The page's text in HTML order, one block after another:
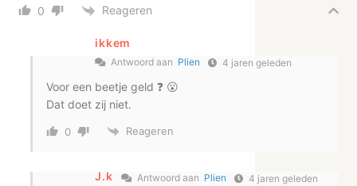
0 Reageren
ikkem
Antwoord aan Plien 4 jaren geleden
Voor een beetje geld ❓ 😮
Dat doet zij niet.
0 Reageren
J.k Antwoord aan Plien 4 jaren geleden